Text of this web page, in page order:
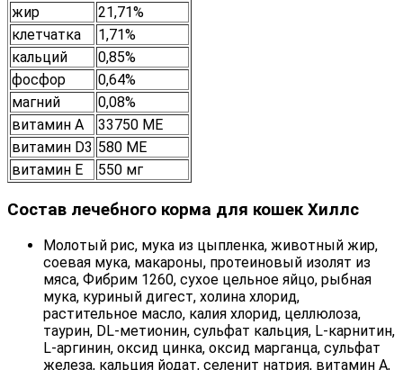
жир
21,71%
клетчатка
1,71%
кальций
0,85%
фосфор
0,64%
магний
0,08%
витамин А
33750 МЕ
витамин D3 580 МЕ
витамин Е
550 мг
Состав лечебного корма для кошек Хиллс
Молотый рис, мука из цыпленка, животный жир,
соевая мука, макароны, протеиновый изолят из
мяса, Фибрим 1260, сухое цельное яйцо, рыбная
мука, куриный дигест, холина хлорид,
растительное масло, калия хлорид, целлюлоза,
таурин, DL-метионин, сульфат кальция, L-карнитин,
L-аргинин, оксид цинка, оксид марганца, сульфат
железа, кальция йодат, селенит натрия, витамин А,